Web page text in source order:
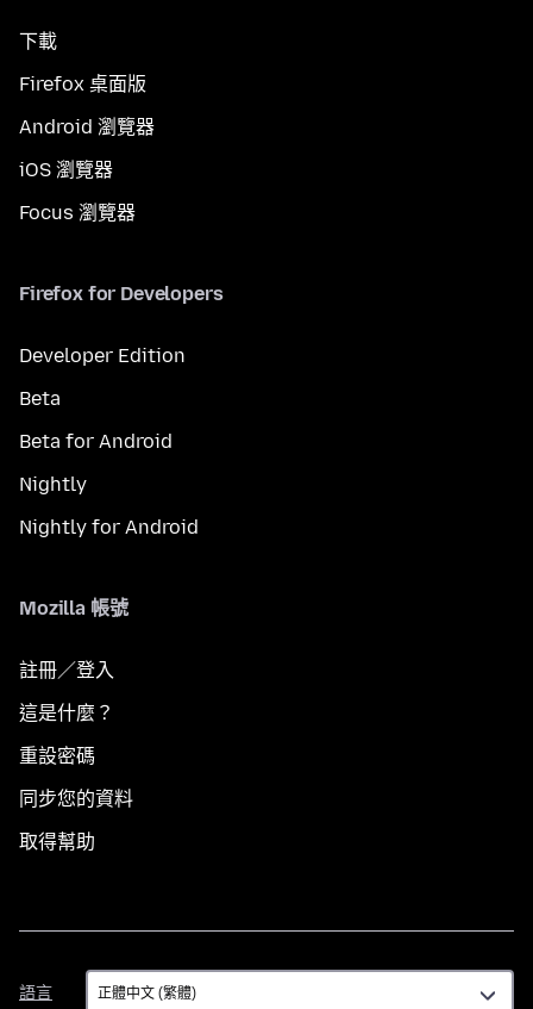
下載
Firefox 桌面版
Android 瀏覽器
iOS 瀏覽器
Focus 瀏覽器
Firefox for Developers
Developer Edition
Beta
Beta for Android
Nightly
Nightly for Android
Mozilla 帳號
註冊／登入
這是什麼？
重設密碼
同步您的資料
取得幫助
語言
語
言